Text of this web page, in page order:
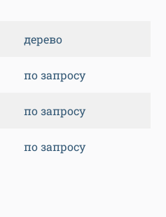
дерево
по запросу
по запросу
по запросу